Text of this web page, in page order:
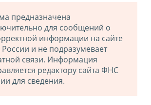
предназначена
для сообщений о
информации на сайте
и не подразумевает
связи. Информация
редактору сайта ФНС
для сведения.